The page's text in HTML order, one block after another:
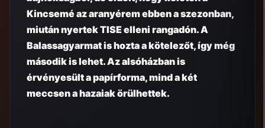
Kincsemé az aranyérem ebben a szezonban,
miután nyertek TISE elleni rangadón. A
Balassagyarmat is hozta a kötelezőt, így még
második is lehet. Az alsóházban is
érvényesült a papírforma, mind a két
meccsen a hazaiak örülhettek.